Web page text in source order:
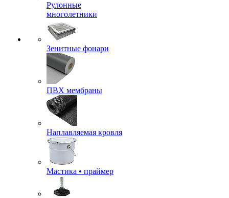
Рулонные
многолетники
Зенитные фонари
ПВХ мембраны
Наплавляемая кровля
Мастика • праймер